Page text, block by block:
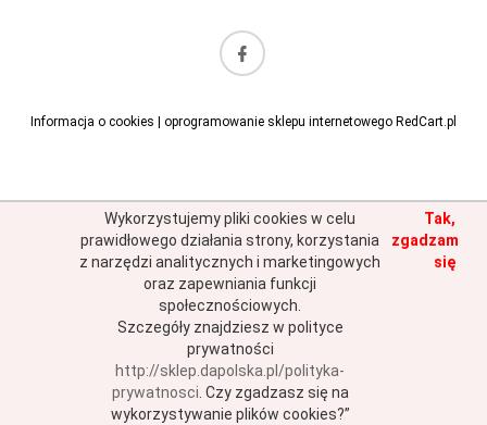
Informacja o cookies | oprogramowanie sklepu internetowego RedCart.pl
Wykorzystujemy pliki cookies w celu
prawidłowego działania strony, korzystania
z narzędzi analitycznych i marketingowych
oraz zapewniania funkcji
społecznościowych.
Szczegóły znajdziesz w polityce
prywatności
http://sklep.dapolska.pl/polityka-
prywatnosci Czy zgadzasz się na
wykorzystywanie plików cookies?”
Tak,
zgadzam
się